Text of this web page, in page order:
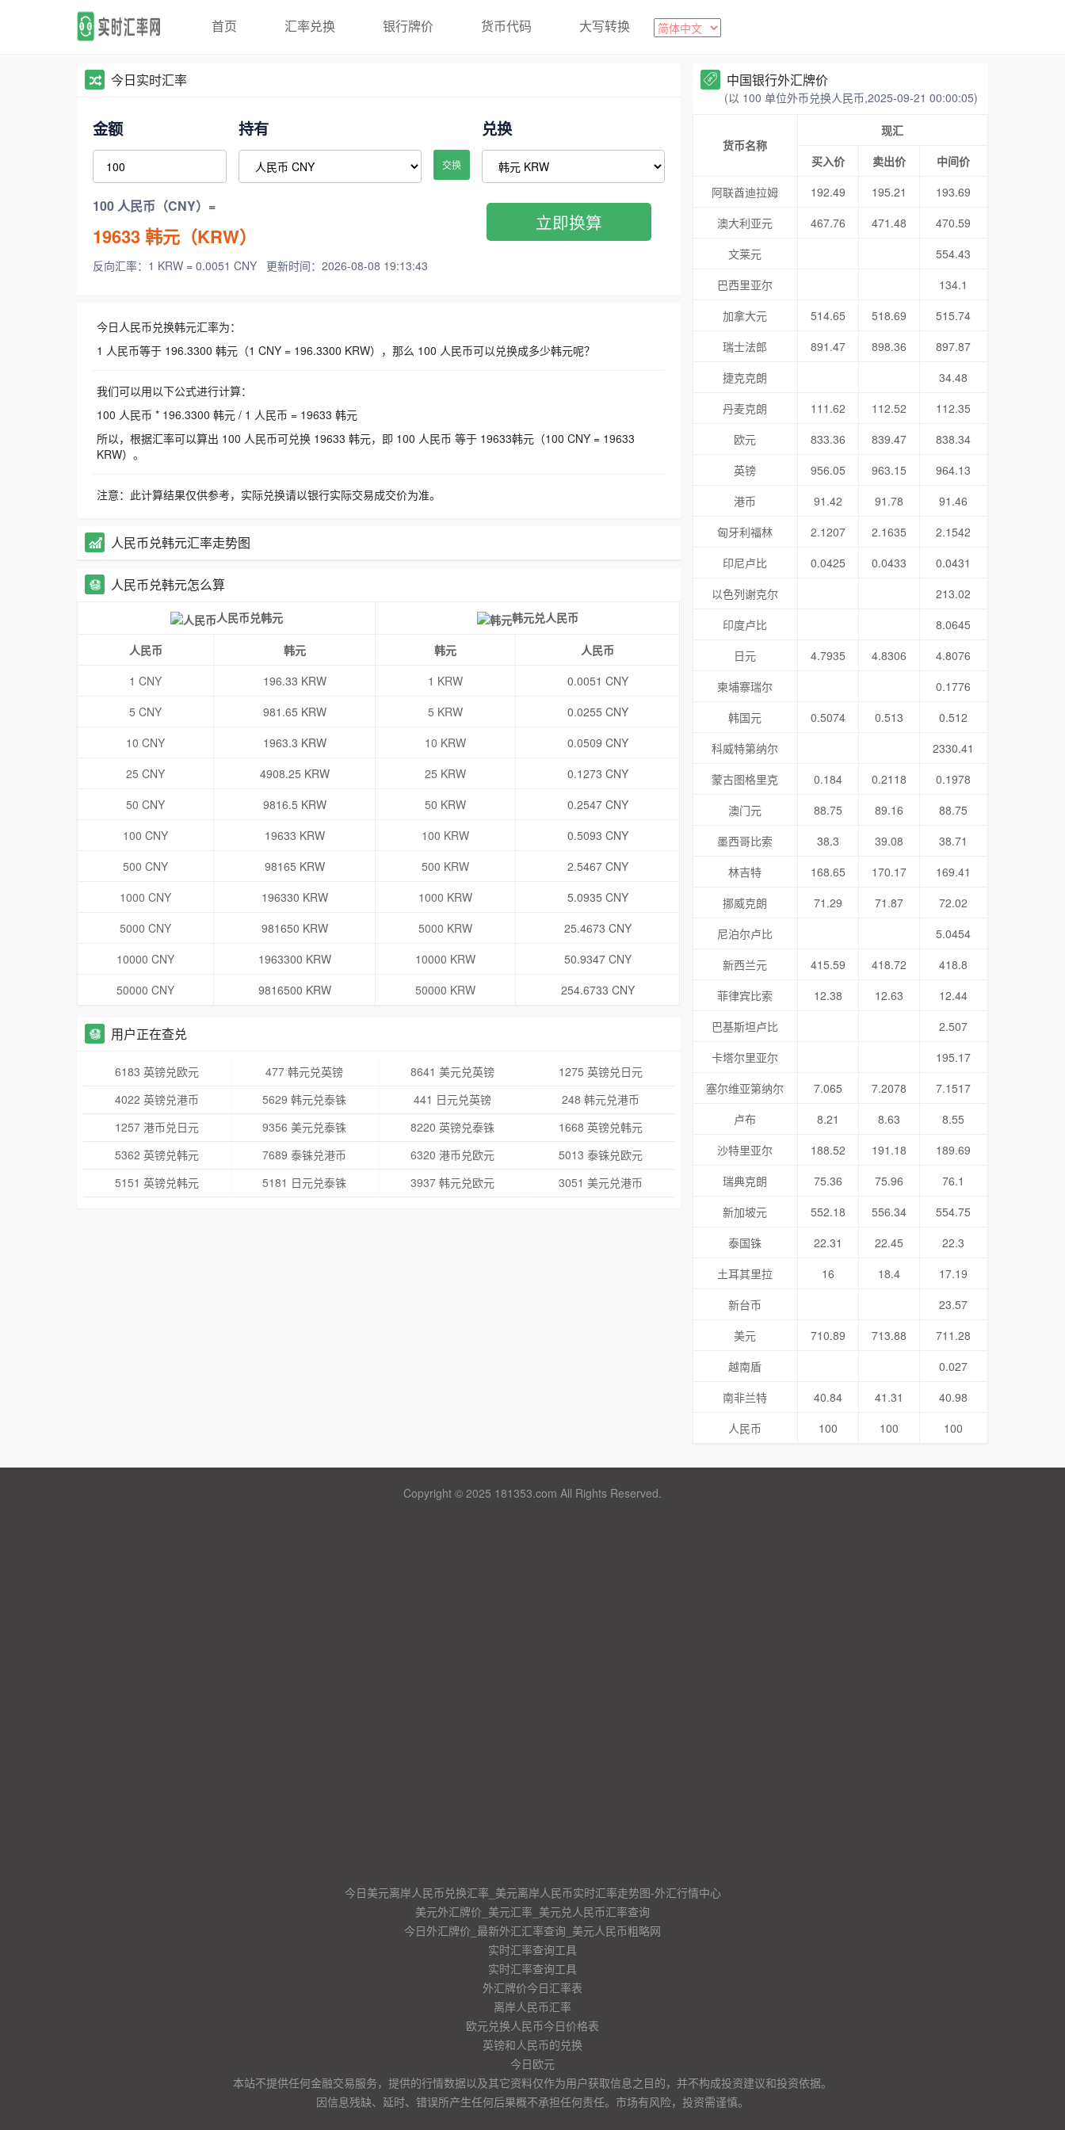
首页 汇率兑换 银行牌价 货币代码 大写转换
今日实时汇率
金额 持有
交换
兑换
100 人民币（CNY）=
19633韩元（KRW）
反向汇率：1 KRW = 0.0051 CNY 更新时间：2026-08-08 19:13:43
立即换算
今日人民币兑换韩元汇率为：
1 人民币等于 196.3300 韩元（1 CNY = 196.3300 KRW），那么 100 人民币可以兑换成多少韩元呢？
我们可以用以下公式进行计算：
100 人民币 * 196.3300 韩元 / 1 人民币 = 19633 韩元
所以，根据汇率可以算出 100 人民币可兑换 19633 韩元，即 100 人民币 等于 19633韩元（100 CNY = 19633
KRW）。
注意：此计算结果仅供参考，实际兑换请以银行实际交易成交价为准。
人民币兑韩元汇率走势图
人民币兑韩元怎么算
人民币兑韩元 韩元兑人民币
人民币 韩元 韩元
人民币
1 CNY
196.33 KRW 1 KRW
0.0051 CNY
5 CNY
981.65 KRW 5 KRW
0.0255 CNY
10 CNY
1963.3 KRW 10 KRW
0.0509 CNY
25 CNY
4908.25 KRW 25 KRW
0.1273 CNY
50 CNY
9816.5 KRW 50 KRW
0.2547 CNY
100 CNY
19633 KRW 100 KRW
0.5093 CNY
500 CNY
98165 KRW 500 KRW
2.5467 CNY
1000 CNY
196330 KRW 1000 KRW
5.0935 CNY
5000 CNY
981650 KRW 5000 KRW
25.4673 CNY
10000 CNY
1963300 KRW 10000 KRW
50.9347 CNY
50000 CNY
9816500 KRW 50000 KRW 254.6733 CNY
用户正在查兑
6183 英镑兑欧元 477 韩元兑英镑 8641 美元兑英镑
1275 英镑兑日元
4022 英镑兑港币
5629 韩元兑泰铢 441 日元兑英镑
248 韩元兑港币
1257 港币兑日元
9356 美元兑泰铢 8220 英镑兑泰铢
1668 英镑兑韩元
5362 英镑兑韩元
7689 泰铢兑港币 6320 港币兑欧元
5013 泰铢兑欧元
5151 英镑兑韩元
5181 日元兑泰铢 3937 韩元兑欧元 3051 美元兑港币
中国银行外汇牌价
(以 100 单位外币兑换人民币,2025-09-21 00:00:05)
货币名称
现汇
买入价
卖出价
中间价
阿联酋迪拉姆
192.49 195.21
193.69
澳大利亚元
467.76 471.48
470.59
文莱元
554.43
巴西里亚尔
134.1
加拿大元
514.65 518.69
515.74
瑞士法郎
891.47 898.36
897.87
捷克克朗
34.48
丹麦克朗
111.62 112.52
112.35
欧元
833.36 839.47
838.34
英镑
956.05 963.15
964.13
港币
91.42 91.78
91.46
匈牙利福林
2.1207 2.1635
2.1542
印尼卢比
0.0425 0.0433
0.0431
以色列谢克尔
213.02
印度卢比
8.0645
日元
4.7935 4.8306
4.8076
柬埔寨瑞尔
0.1776
韩国元
0.5074 0.513
0.512
科威特第纳尔
2330.41
蒙古图格里克
0.184 0.2118
0.1978
澳门元
88.75 89.16
88.75
墨西哥比索
38.3 39.08
38.71
林吉特
168.65 170.17
169.41
挪威克朗
71.29 71.87
72.02
尼泊尔卢比
5.0454
新西兰元
415.59 418.72
418.8
菲律宾比索
12.38 12.63
12.44
巴基斯坦卢比
2.507
卡塔尔里亚尔
195.17
塞尔维亚第纳尔
7.065 7.2078
7.1517
卢布
8.21 8.63
8.55
沙特里亚尔
188.52 191.18
189.69
瑞典克朗
75.36 75.96
76.1
新加坡元
552.18 556.34
554.75
泰国铢
22.31 22.45
22.3
土耳其里拉
16 18.4
17.19
新台币
23.57
美元
710.89 713.88
711.28
越南盾
0.027
南非兰特
40.84 41.31
40.98
人民币
100 100 100
Copyright © 2025 181353.com All Rights Reserved.
今日美元离岸人民币兑换汇率_美元离岸人民币实时汇率走势图-外汇行情中心
美元外汇牌价_美元汇率_美元兑人民币汇率查询
今日外汇牌价_最新外汇汇率查询_美元人民币粗略网
实时汇率查询工具
实时汇率查询工具
外汇牌价今日汇率表
离岸人民币汇率
欧元兑换人民币今日价格表
英镑和人民币的兑换
今日欧元
本站不提供任何金融交易服务，提供的行情数据以及其它资料仅作为用户获取信息之目的，并不构成投资建议和投资依据。
因信息残缺、延时、错误所产生任何后果概不承担任何责任。市场有风险，投资需谨慎。